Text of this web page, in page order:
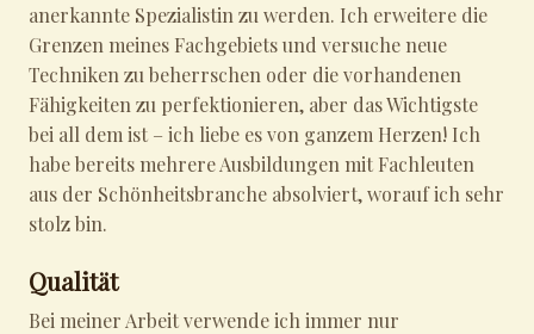
anerkannte Spezialistin zu werden. Ich erweitere die
Grenzen meines Fachgebiets und versuche neue
Techniken zu beherrschen oder die vorhandenen
Fähigkeiten zu perfektionieren, aber das Wichtigste
bei all dem ist – ich liebe es von ganzem Herzen! Ich
habe bereits mehrere Ausbildungen mit Fachleuten
aus der Schönheitsbranche absolviert, worauf ich sehr
stolz bin.
Qualität
Bei meiner Arbeit verwende ich immer nur